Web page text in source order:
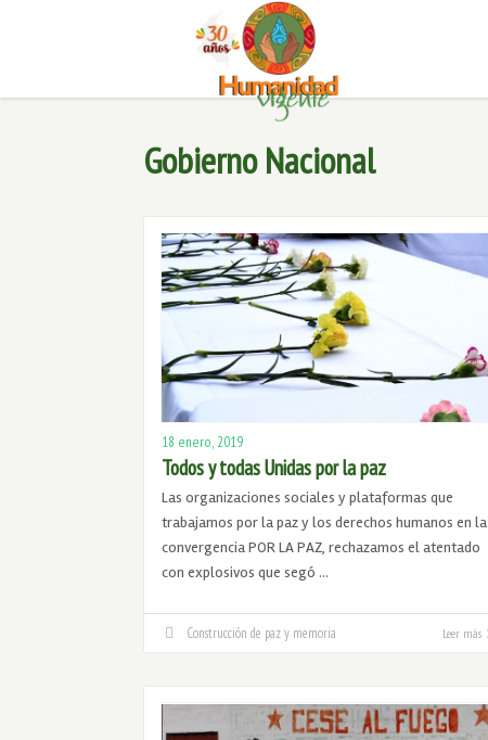
Gobierno Nacional
18 enero, 2019
Todos y todas Unidas por la paz
Las organizaciones sociales y plataformas que
trabajamos por la paz y los derechos humanos en la
convergencia POR LA PAZ, rechazamos el atentado
con explosivos que segó …
Construcción de paz y memoria Leer más